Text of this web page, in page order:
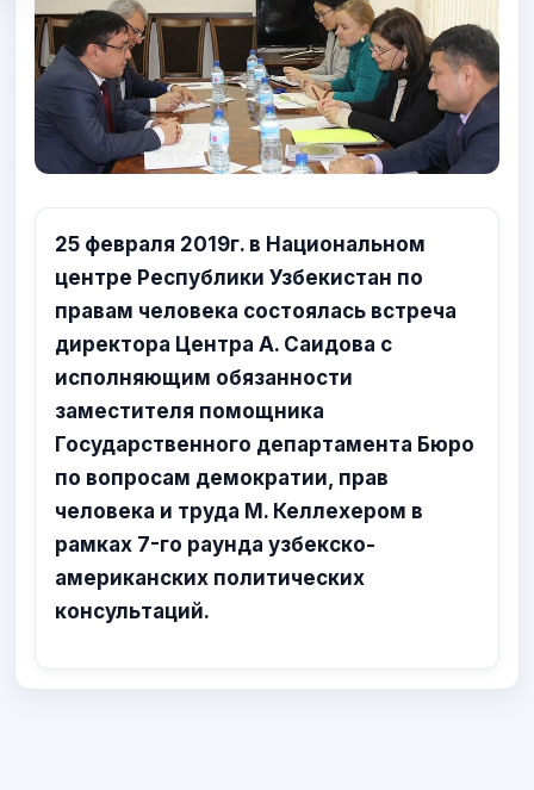
25 февраля 2019г. в Национальном
центре Республики Узбекистан по
правам человека состоялась встреча
директора Центра А. Саидова с
исполняющим обязанности
заместителя помощника
Государственного департамента Бюро
по вопросам демократии, прав
человека и труда М. Келлехером в
рамках 7-го раунда узбекско-
американских политических
консультаций.